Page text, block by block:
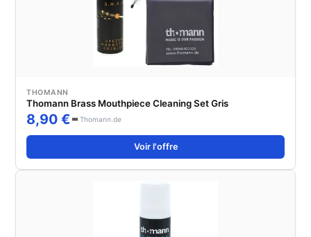
THOMANN
Thomann Brass Mouthpiece Cleaning Set Gris
8,90 € Thomann.de
Voir l'offre